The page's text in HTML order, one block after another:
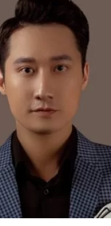
Với Ai
Và Dịch Vụ Ăn Uống